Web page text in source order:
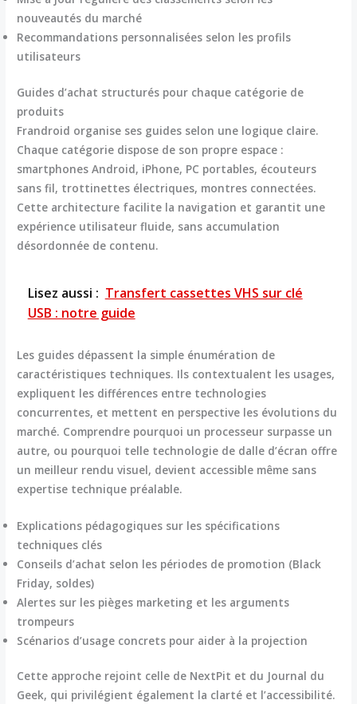
nouveautés du marché
Recommandations personnalisées selon les profils
utilisateurs
Guides d’achat structurés pour chaque catégorie de
produits
Frandroid organise ses guides selon une logique claire.
Chaque catégorie dispose de son propre espace :
smartphones Android, iPhone, PC portables, écouteurs
sans fil, trottinettes électriques, montres connectées.
Cette architecture facilite la navigation et garantit une
expérience utilisateur fluide, sans accumulation
désordonnée de contenu.
Lisez aussi : Transfert cassettes VHS sur clé
USB : notre guide
Les guides dépassent la simple énumération de
caractéristiques techniques. Ils contextualent les usages,
expliquent les différences entre technologies
concurrentes, et mettent en perspective les évolutions du
marché. Comprendre pourquoi un processeur surpasse un
autre, ou pourquoi telle technologie de dalle d’écran offre
un meilleur rendu visuel, devient accessible même sans
expertise technique préalable.
Explications pédagogiques sur les spécifications
techniques clés
Conseils d’achat selon les périodes de promotion (Black
Friday, soldes)
Alertes sur les pièges marketing et les arguments
trompeurs
Scénarios d’usage concrets pour aider à la projection
Cette approche rejoint celle de NextPit et du Journal du
Geek, qui privilégient également la clarté et l’accessibilité.